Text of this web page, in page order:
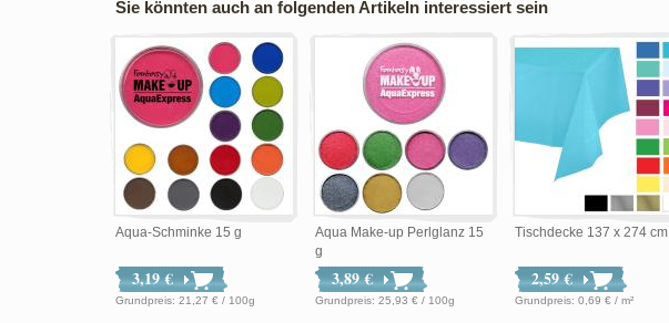
Sie könnten auch an folgenden Artikeln interessiert sein
Aqua-Schminke 15 g
3,19 €
Grundpreis: 21,27 € / 100g
Aqua Make-up Perlglanz 15
g
3,89 €
Grundpreis: 25,93 € / 100g
Tischdecke 137 x 274 cm
2,59 €
Grundpreis: 0,69 € / m²